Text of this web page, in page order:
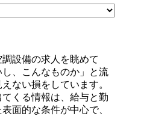
設備の求人を眺めて
し、こんなものか」と流
ない損をしています。
くる情報は、給与と勤
面的な条件が中心で、